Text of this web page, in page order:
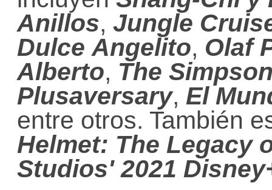
Anillos, Jungle
Dulce Angelito, Olaf
Alberto, The
Plusaversary, El
entre otros. También
Helmet: The Legacy
Studios' 2021